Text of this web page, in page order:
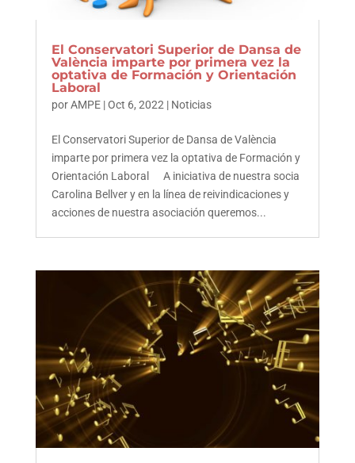
El Conservatori Superior de Dansa de
València imparte por primera vez la
optativa de Formación y Orientación
Laboral
porAMPE|Oct 6, 2022 | Noticias
El Conservatori Superior de Dansa de València
imparte por primera vez la optativa de Formación y
Orientación Laboral A iniciativa de nuestra socia
Carolina Bellver y en la línea de reivindicaciones y
acciones de nuestra asociación queremos...